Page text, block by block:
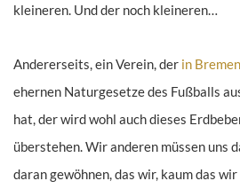
kleineren. Und der noch kleineren…
Andererseits, ein Verein, der in Bremen
ehernen Naturgesetze des Fußballs
hat, der wird wohl auch dieses
überstehen. Wir anderen müssen uns
daran gewöhnen, das wir, kaum das